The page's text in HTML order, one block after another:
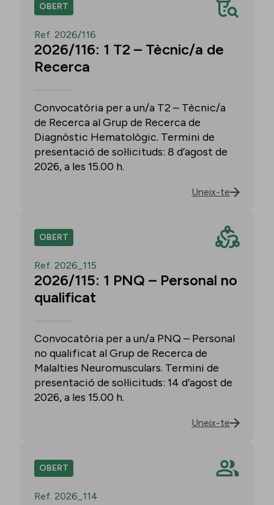
OBERT
Ref. 2026/116
2026/116: 1 T2 – Tècnic/a de
Recerca
Convocatòria per a un/a T2 – Tècnic/a
de Recerca al Grup de Recerca de
Diagnòstic Hematològic. Termini de
presentació de sol·licituds: 8 d’agost de
2026, a les 15.00 h.
Uneix-te
OBERT
Ref. 2026_115
2026/115: 1 PNQ – Personal no
qualificat
Convocatòria per a un/a PNQ – Personal
no qualificat al Grup de Recerca de
Malalties Neuromusculars. Termini de
presentació de sol·licituds: 14 d’agost de
2026, a les 15.00 h.
Uneix-te
OBERT
Ref. 2026_114